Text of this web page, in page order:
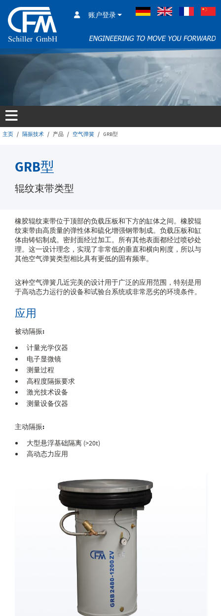
账户登录
主页 隔振技术 产品 空气弹簧 GRB型
GRB型
辊纹束带类型
橡胶辊纹束带位于顶部的负载压板和下方的缸体之间。橡胶辊
纹束带由高质量的弹性体和硫化增强钢带制成。负载压板和缸
体由铸铝制成。密封面经过加工。所有其他表面都经过喷砂处
理。这一设计理念，实现了非常低的垂直和横向刚度，所以与
其他空气弹簧类型相比具有更低的固有频率。
这种空气弹簧几近完美的设计用于广泛的应用范围，特别是用
于高动态力运行的设备和试验台系统或非常恶劣的环境条件。
应用
被动隔振:
计量光学仪器
电子显微镜
测量过程
高程度隔振要求
激光技术设备
测量设备仪器
主动隔振:
大型悬浮基础隔离 (>20t)
高动态力应用